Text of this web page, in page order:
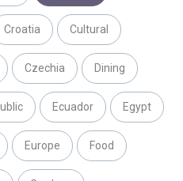
Croatia Cultural
Czechia Dining
Ecuador Egypt
Europe Food